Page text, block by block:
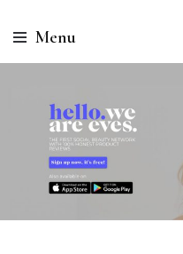
Menu